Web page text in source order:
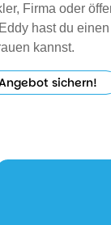
Firma oder
hast du
kannst.
sichern!